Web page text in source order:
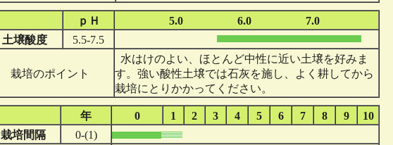
ｐＨ 5.0 6.0
7.0
土壌酸度
5.5-7.5
栽培のポイント
水はけのよい、ほとんど中性に近い土壌を好みま
す。強い酸性土壌では石灰を施し、よく耕してから
栽培にとりかかってください。
年 0 1 2 3 4 5 6 7 8 9
10
栽培間隔
0-(1)